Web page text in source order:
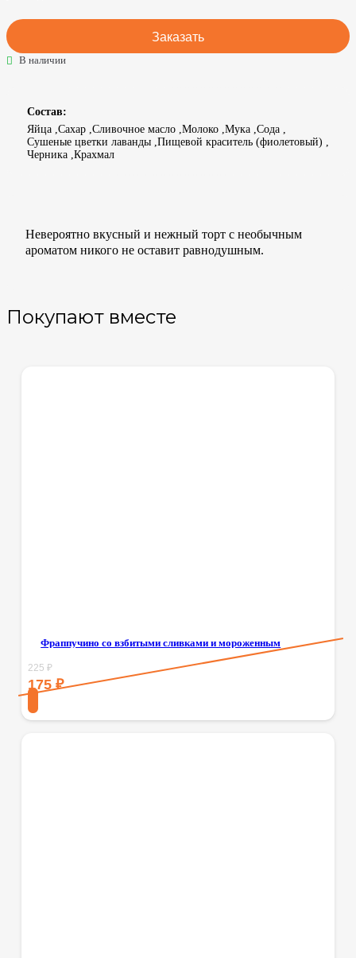
Заказать
В наличии
Состав:
Яйца Сахар Сливочное масло Молоко Мука Сода
Сушеные цветки лаванды Пищевой краситель (фиолетовый)
Черника Крахмал
Невероятно вкусный и нежный торт с необычным
ароматом никого не оставит равнодушным.
Покупают вместе
Фраппучино со взбитыми сливками и мороженным
225 ₽
175 ₽